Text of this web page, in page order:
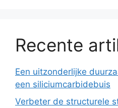
Recente
Een uitzonderlijke
een siliciumcarbidebuis
Verbeter de structurele